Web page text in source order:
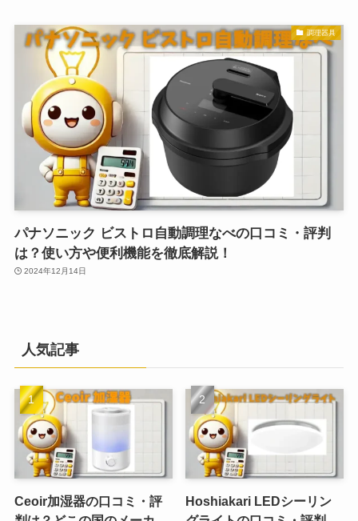
調理器具
パナソニック ビストロ自動調理なべの口コミ・評判
は？使い方や便利機能を徹底解説！
2024年12月14日
人気記事
Ceoir加湿器の口コミ・評
Hoshiakari LEDシーリン